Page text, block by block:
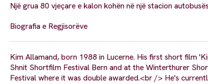
Një grua 80 vjeçare e kalon kohën në një stacion
Biografia e Regjisorëve
Kim Allamand, born 1988 in Lucerne. His first short film
Shnit Shortfilm Festival Bern and at the Winterthurer
Festival where it was double awarded.<br /> He's